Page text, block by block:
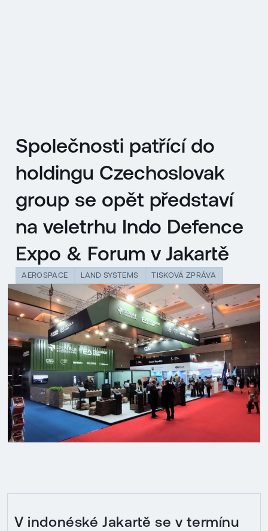
Společnosti patřící do
holdingu Czechoslovak
group se opět představí
na veletrhu Indo Defence
Expo & Forum v Jakartě
AEROSPACE LAND SYSTEMS TISKOVÁ ZPRÁVA
V indonéské Jakartě se v termínu